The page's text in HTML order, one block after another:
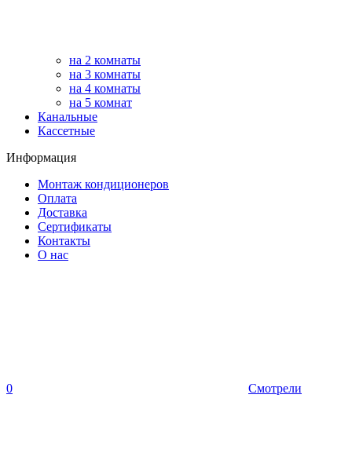
на 2 комнаты
на 3 комнаты
на 4 комнаты
на 5 комнат
Канальные
Кассетные
Информация
Монтаж кондиционеров
Оплата
Доставка
Сертификаты
Контакты
О нас
0 Смотрели